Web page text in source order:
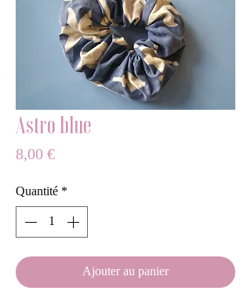
Astro blue
8,00 €Prix
Quantité*
Ajouter au panier